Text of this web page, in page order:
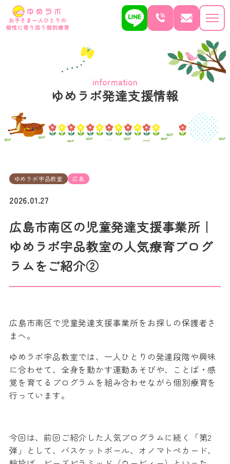
information
ゆめラボ発達支援情報
ゆめラボ宇品教室 広島
2026.01.27
広島市南区の児童発達支援事業所｜
ゆめラボ宇品教室の人気療育プログ
ラムをご紹介②
広島市南区で児童発達支援事業所をお探しの保護者さ
まへ。
ゆめラボ宇品教室では、一人ひとりの発達段階や興味
に合わせて、全身を動かす運動あそびや、ことば・感
覚を育てるプログラムを組み合わせながら個別療育を
行っています。
今回は、前回ご紹介した人気プログラムに続く「第2
弾」として、バスケットボール、オノマトペカード、